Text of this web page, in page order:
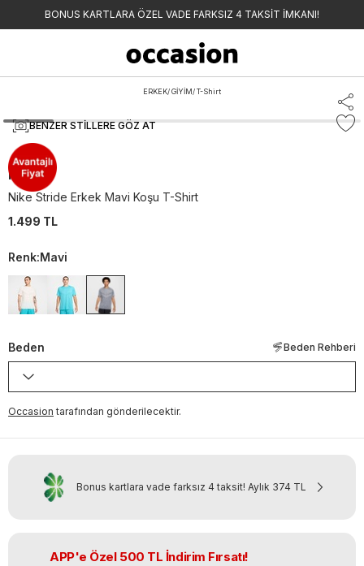
BONUS KARTLARA ÖZEL VADE FARKSIZ 4 TAKSİT İMKANI!
ERKEK/GİYİM/T-Shirt
BENZER STILLERE GÖZ AT
Nike
Nike Stride Erkek Mavi Koşu T-Shirt
1.499 TL
Renk:Mavi
Beden Beden Rehberi
Occasion tarafından gönderilecektir.
Bonus kartlara vade farksız 4 taksit! Aylık 374 TL
APP'e Özel 500 TL İndirim Fırsatı!